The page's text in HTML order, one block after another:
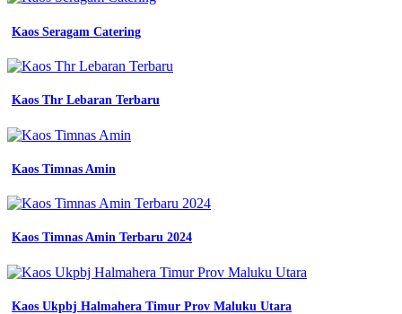
Kaos Seragam Catering
Kaos Thr Lebaran Terbaru
Kaos Timnas Amin
Kaos Timnas Amin Terbaru 2024
Kaos Ukpbj Halmahera Timur Prov Maluku Utara